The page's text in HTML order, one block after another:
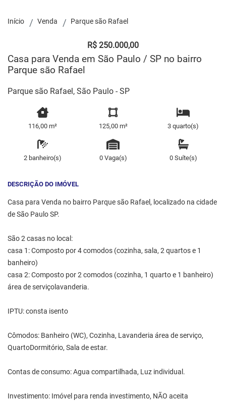
Início Venda Parque são Rafael
R$ 250.000,00
Casa para Venda em São Paulo / SP no bairro
Parque são Rafael
Parque são Rafael, São Paulo - SP
116,00 m² 125,00 m² 3 quarto(s)
2 banheiro(s) 0 Vaga(s) 0 Suíte(s)
DESCRIÇÃO DO IMÓVEL
Casa para Venda no bairro Parque são Rafael, localizado na cidade
de São Paulo SP.
São 2 casas no local:
casa 1: Composto por 4 comodos (cozinha, sala, 2 quartos e 1
banheiro)
casa 2: Composto por 2 comodos (cozinha, 1 quarto e 1 banheiro)
área de serviçolavanderia.
IPTU: consta isento
Cômodos: Banheiro (WC), Cozinha, Lavanderia área de serviço,
QuartoDormitório, Sala de estar.
Contas de consumo: Agua compartilhada, Luz individual.
Investimento: Imóvel para renda investimento, NÃO aceita